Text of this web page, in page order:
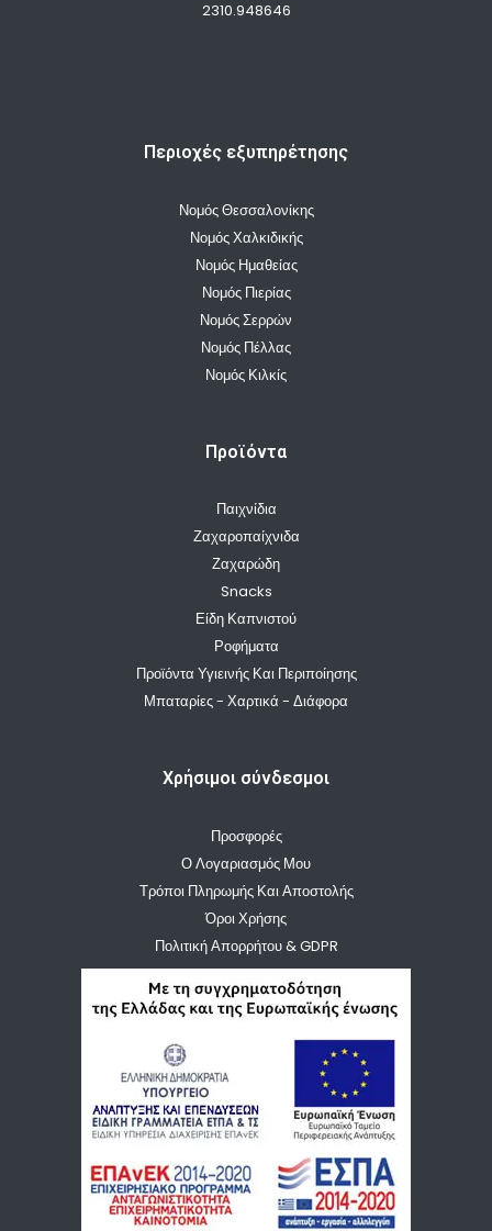
2310.948646
Περιοχές εξυπηρέτησης
Νομός Θεσσαλονίκης
Νομός Χαλκιδικής
Νομός Ημαθείας
Νομός Πιερίας
Νομός Σερρών
Νομός Πέλλας
Νομός Κιλκίς
Προϊόντα
Παιχνίδια
Ζαχαροπαίχνιδα
Ζαχαρώδη
Snacks
Είδη Καπνιστού
Ροφήματα
Προϊόντα Υγιεινής Και Περιποίησης
Μπαταρίες - Χαρτικά - Διάφορα
Χρήσιμοι σύνδεσμοι
Προσφορές
Ο Λογαριασμός Μου
Τρόποι Πληρωμής Και Αποστολής
Όροι Χρήσης
Πολιτική Απορρήτου & GDPR